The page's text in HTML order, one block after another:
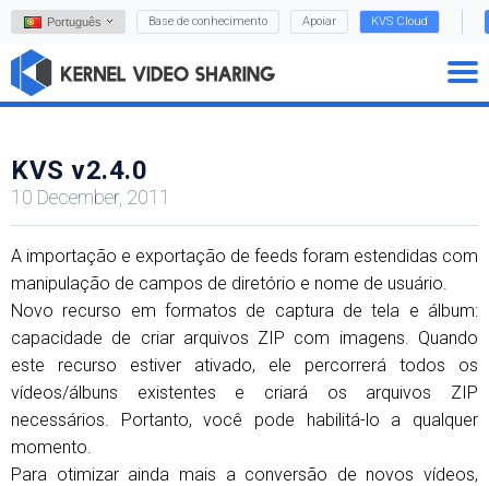
Português Base de conhecimento Apoiar KVS Cloud
KVS v2.4.0
10 December, 2011
A importação e exportação de feeds foram estendidas com
manipulação de campos de diretório e nome de usuário.
Novo recurso em formatos de captura de tela e álbum:
capacidade de criar arquivos ZIP com imagens. Quando
este recurso estiver ativado, ele percorrerá todos os
vídeos/álbuns existentes e criará os arquivos ZIP
necessários. Portanto, você pode habilitá-lo a qualquer
momento.
Para otimizar ainda mais a conversão de novos vídeos,